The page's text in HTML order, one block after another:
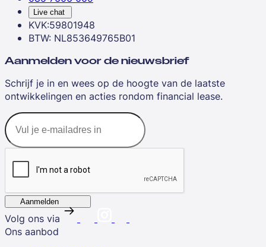
Live chat
KVK:59801948
BTW: NL853649765B01
Aanmelden voor de nieuwsbrief
Schrijf je in en wees op de hoogte van de laatste
ontwikkelingen en acties rondom financial lease.
Aanmelden
Volg ons via
Ons aanbod